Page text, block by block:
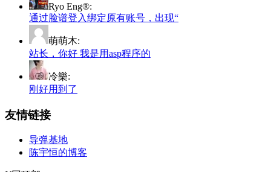
Ryo Eng®:
通过脸谱登入绑定原有账号，出现“
萌萌木:
站长，你好 我是用asp程序的
冷樂:
刚好用到了
友情链接
导弹基地
陈宇恒的博客